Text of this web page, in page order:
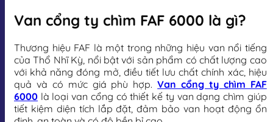
Van cổng ty chìm FAF 6000 là gì?
Thương hiệu FAF là một trong những hiệu van nổi tiếng
của Thổ Nhĩ Kỳ, nổi bật với sản phẩm có chất lượng cao
với khả năng đóng mở, điều tiết lưu chất chính xác, hiệu
quả và có mức giá phù hợp.Van cổng ty chìm FAF
6000 là loại van cổng có thiết kế ty van dạng chìm giúp
tiết kiệm diện tích lắp đặt, đảm bảo van hoạt động ổn